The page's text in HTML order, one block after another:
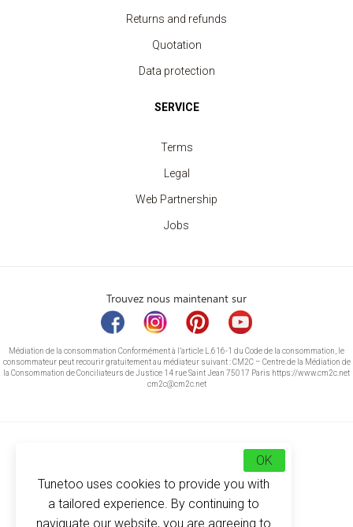
Returns and refunds
Quotation
Data protection
SERVICE
Terms
Legal
Web Partnership
Jobs
Trouvez nous maintenant sur
Médiation de la consommation Conformément à l’article L.616-1 du Code de la consommation, le
consommateur peut recourir gratuitement au médiateur suivant : CM2C – Centre de la Médiation de
la Consommation de Conciliateurs de Justice 14 rue Saint Jean 75017 Paris https://www.cm2c.net
cm2c@cm2c.net
Tunetoo uses cookies to provide you with
a tailored experience. By continuing to
naviguate our website, you are agreeing to
OK